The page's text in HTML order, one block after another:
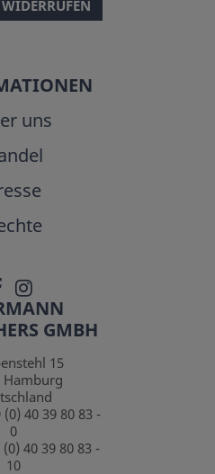
uns
GMBH
15
Hamburg
(0) 40 39 80 83 -
0
(0) 40 39 80 83 -
10